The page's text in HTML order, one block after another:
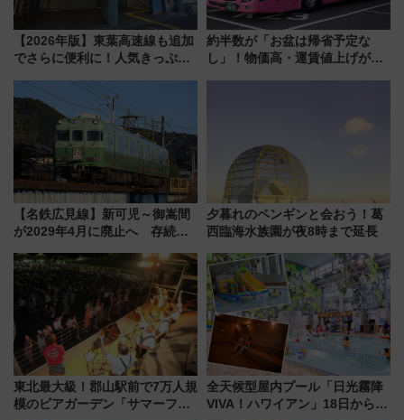
【2026年版】東葉高速線も追加
でさらに便利に！人気きっぷ
今年も発売 秋・早春に千葉県を
巡るなら使い勝手・コスパ抜群
約半数が「お盆は帰省予定な
し」！物価高・運賃値上げが財
【名鉄広見線】新可児～御嵩間
が2029年4月に廃止へ 存続協
夕暮れのペンギンと会おう！葛
西臨海水族園が夜8時まで延長
東北最大級！郡山駅前で7万人規
模のビアガーデン「サマーフェ
全天候型屋内プール「日光霧降
VIVA！ハワイアン」18日から営